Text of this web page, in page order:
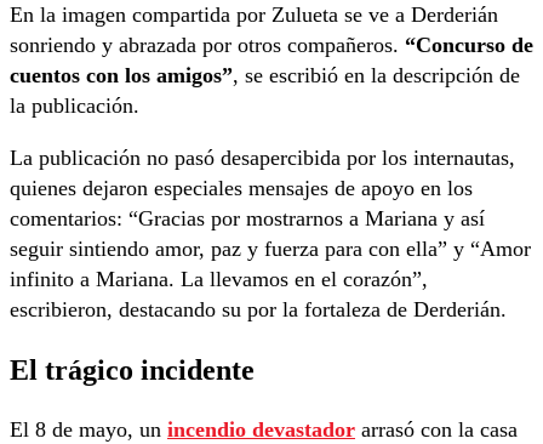
En la imagen compartida por Zulueta se ve a Derderián
sonriendo y abrazada por otros compañeros. “Concurso de
cuentos con los amigos”, se escribió en la descripción de
la publicación.
La publicación no pasó desapercibida por los internautas,
quienes dejaron especiales mensajes de apoyo en los
comentarios: “Gracias por mostrarnos a Mariana y así
seguir sintiendo amor, paz y fuerza para con ella” y “Amor
infinito a Mariana. La llevamos en el corazón”,
escribieron, destacando su por la fortaleza de Derderián.
El trágico incidente
El 8 de mayo, un incendio devastador arrasó con la casa